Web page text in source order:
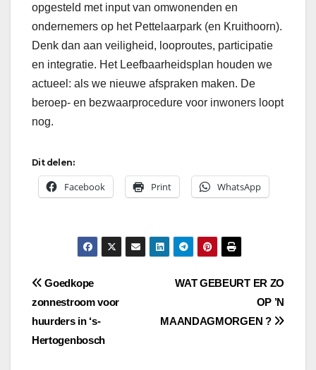
opgesteld met input van omwonenden en
ondernemers op het Pettelaarpark (en Kruithoorn).
Denk dan aan veiligheid, looproutes, participatie
en integratie. Het Leefbaarheidsplan houden we
actueel: als we nieuwe afspraken maken. De
beroep- en bezwaarprocedure voor inwoners loopt
nog.
Dit delen:
Facebook Print WhatsApp
Bericht
navigatie
WAT GEBEURT ER ZO
OP ’N
MAANDAGMORGEN ?
Goedkope
zonnestroom voor
huurders in ‘s-
Hertogenbosch